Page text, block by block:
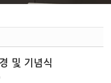
및 기념식